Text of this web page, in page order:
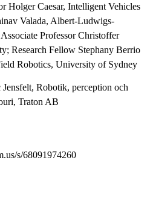
Holger Caesar, Intelligent Vehicles
Valada, Albert-Ludwigs-
Professor Christoffer
Research Fellow Stephany Berrio
Robotics, University of Sydney
Jensfelt, Robotik, perception och
Traton AB
s/68091974260